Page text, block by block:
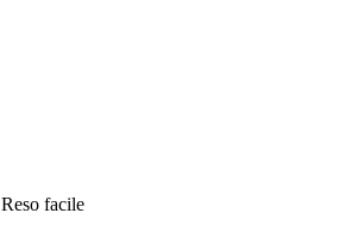
Reso facile